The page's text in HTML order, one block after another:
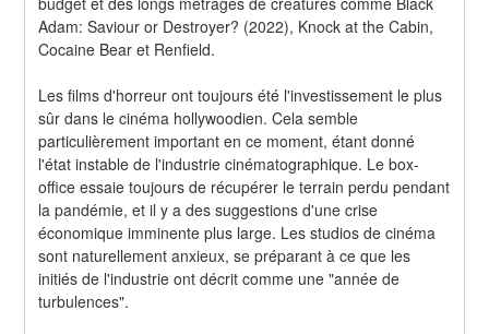
Adam: Saviour or Destroyer? (2022), Knock at the Cabin,
Cocaine Bear et Renfield.
Les films d'horreur ont toujours été l'investissement le plus
sûr dans le cinéma hollywoodien. Cela semble
particulièrement important en ce moment, étant donné
l'état instable de l'industrie cinématographique. Le box-
office essaie toujours de récupérer le terrain perdu pendant
la pandémie, et il y a des suggestions d'une crise
économique imminente plus large. Les studios de cinéma
sont naturellement anxieux, se préparant à ce que les
initiés de l'industrie ont décrit comme une "année de
turbulences".